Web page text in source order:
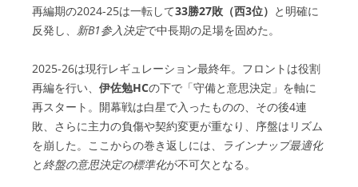
再編期の2024-25は一転して33勝27敗（西3位） と明確に
反発し、 新B1参入決定で中長期の足場を固めた。
2025-26は現行レギュレーション最終年。フロントは役割
再編を行い、 伊佐勉HCの下で「守備と意思決定」を軸に
再スタート。開幕戦は白星で入ったものの、その後4連
敗、さらに主力の負傷や契約変更が重なり、序盤はリズム
を崩した。ここからの巻き返しには、
ラインナップ最適化
と終盤の意思決定の標準化が不可欠となる。